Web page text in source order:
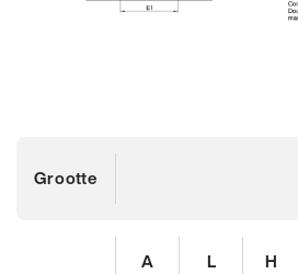
Grootte
A L H